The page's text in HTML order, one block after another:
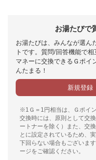
お湯たびで
お湯たびは、みんなが選ん
トです。質問/回答機能で
マネーに交換できるＧポイ
んたまる！
新規登録
※1Ｇ＝1円相当は、Ｇポイ
交換時には、原則として交
ートナーを除く）また、交
とに設定されているため、
下回らない場合もございま
ージをご確認ください。